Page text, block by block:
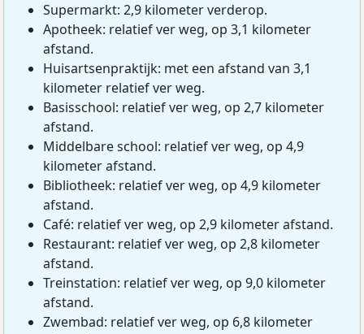
Supermarkt: 2,9 kilometer verderop.
Apotheek: relatief ver weg, op 3,1 kilometer
afstand.
Huisartsenpraktijk: met een afstand van 3,1
kilometer relatief ver weg.
Basisschool: relatief ver weg, op 2,7 kilometer
afstand.
Middelbare school: relatief ver weg, op 4,9
kilometer afstand.
Bibliotheek: relatief ver weg, op 4,9 kilometer
afstand.
Café: relatief ver weg, op 2,9 kilometer afstand.
Restaurant: relatief ver weg, op 2,8 kilometer
afstand.
Treinstation: relatief ver weg, op 9,0 kilometer
afstand.
Zwembad: relatief ver weg, op 6,8 kilometer